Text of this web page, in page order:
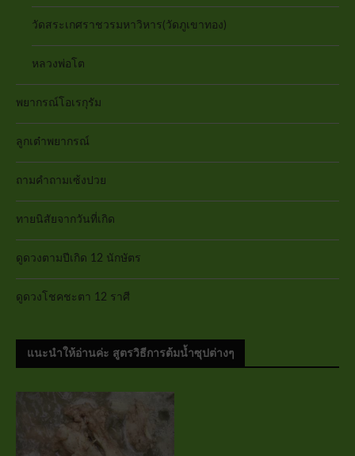
วัดสระเกศราชวรมหาวิหาร(วัดภูเขาทอง)
หลวงพ่อโต
พยากรณ์โอเรกุรัม
ลูกเต๋าพยากรณ์
ถามคำถามเซ้งปวย
ทายนิสัยจากวันที่เกิด
ดูดวงตามปีเกิด 12 นักษัตร
ดูดวงโชคชะตา 12 ราศี
แนะนำให้อ่านค่ะ สูตรวิธีการต้มน้ำซุปต่างๆ